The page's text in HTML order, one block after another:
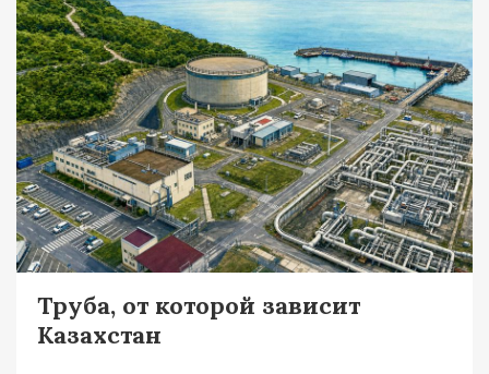
Труба, от которой зависит
Казахстан